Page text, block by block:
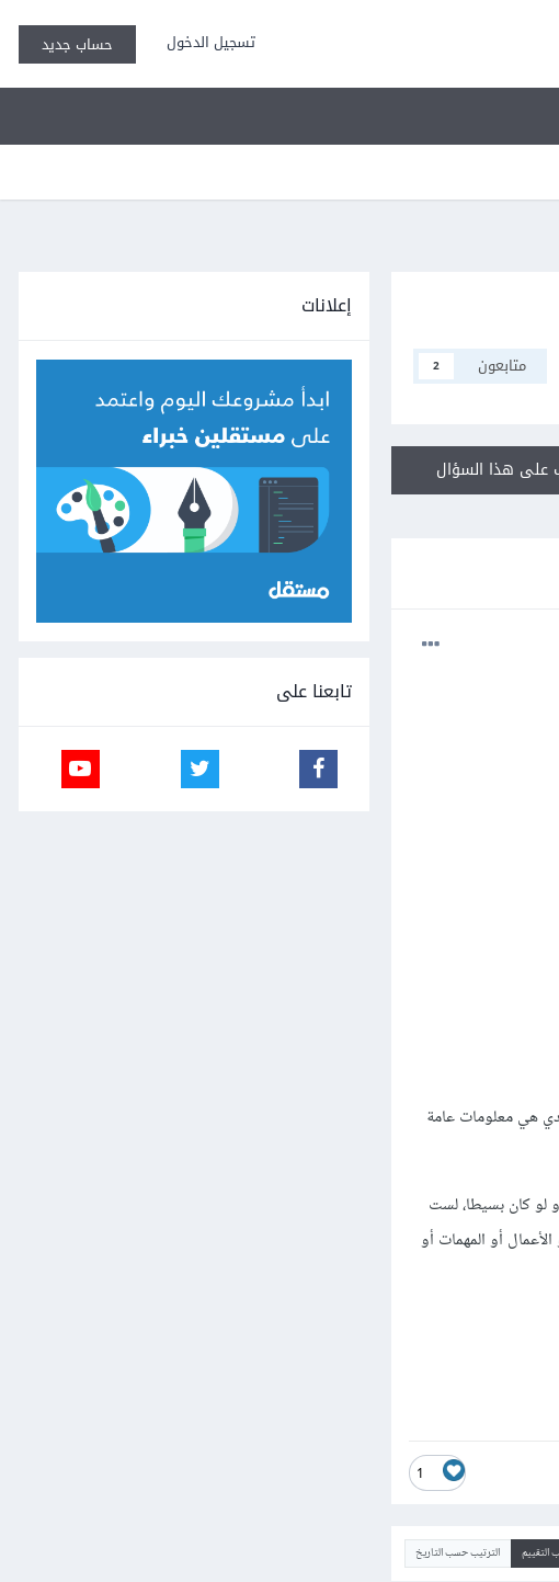
تسجيل الدخول حساب جديد
متابعون 2
على هذا السؤال
هي معلومات عامة
لو كان بسيطا، لست
أو المهمات أو
1
التقييم الترتيب حسب التاريخ
إعلانات
تابعنا على